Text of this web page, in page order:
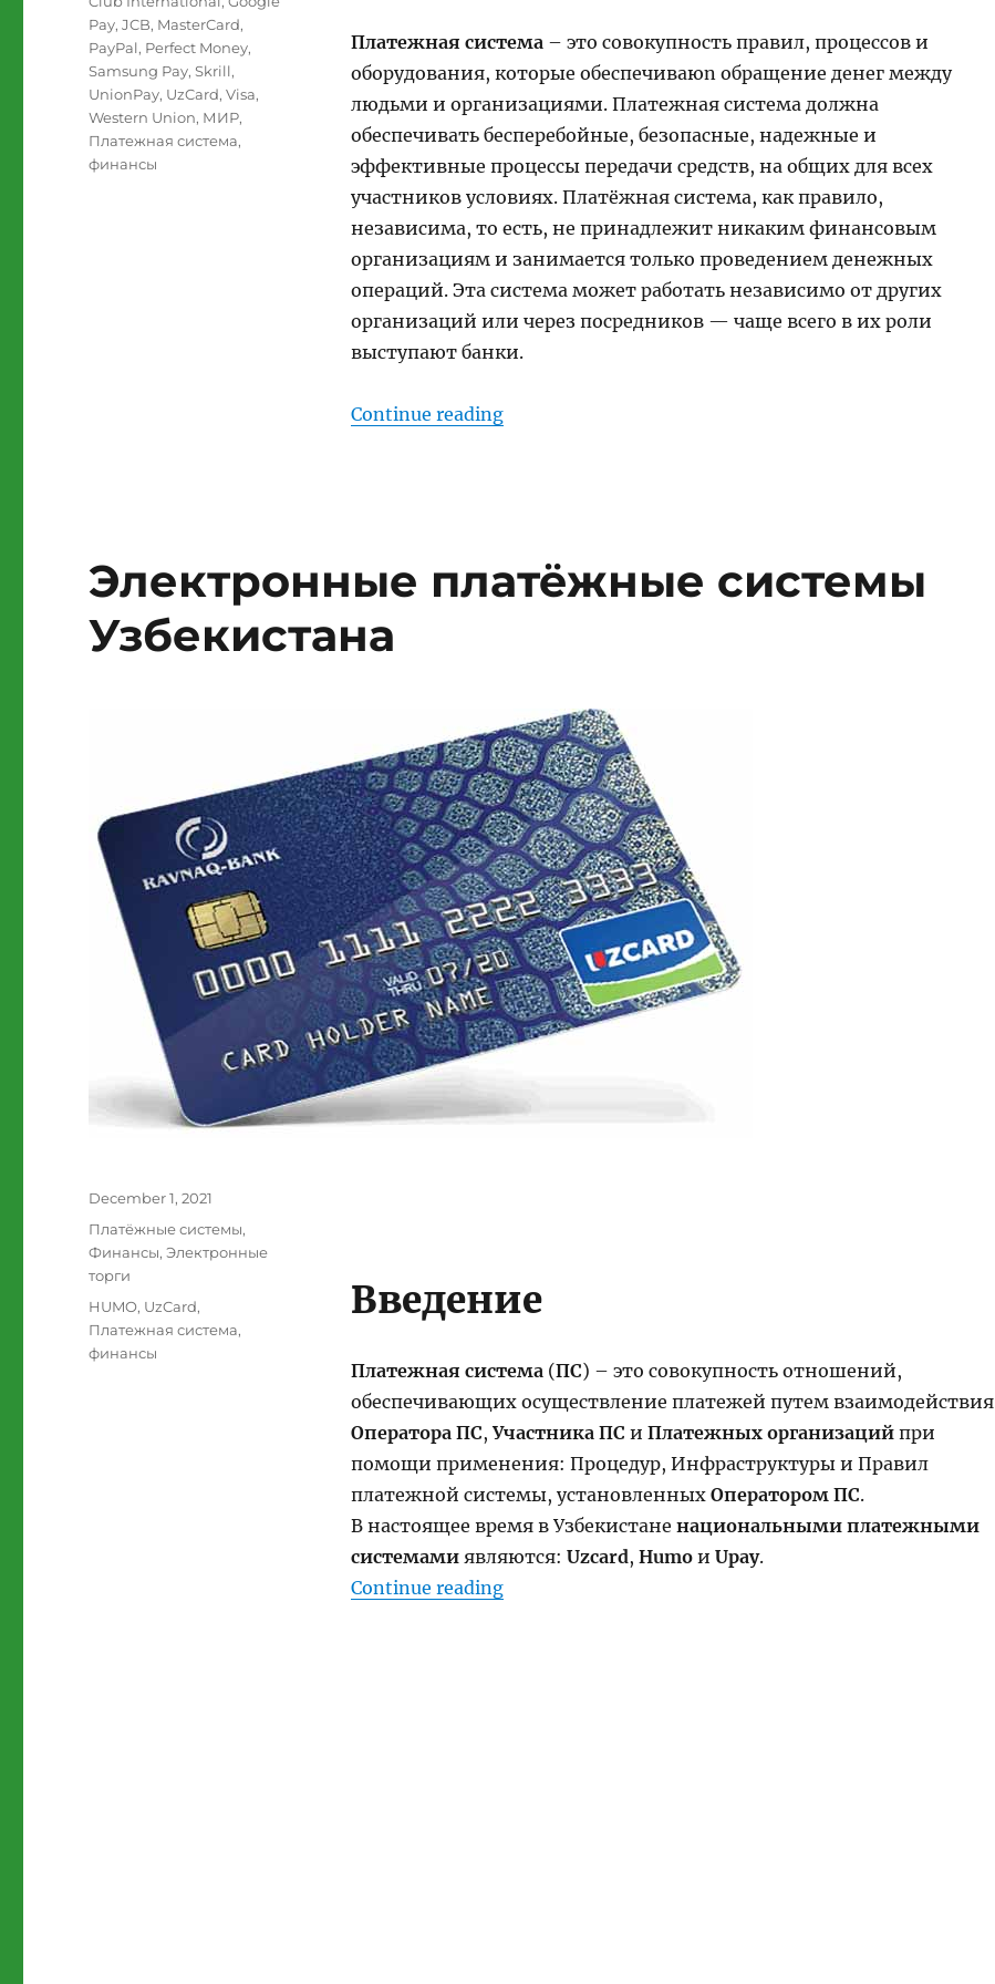
Платежная система – это совокупность правил, процессов и
оборудования, которые обеспечиваюn обращение денег между
людьми и организациями. Платежная система должна
обеспечивать бесперебойные, безопасные, надежные и
эффективные процессы передачи средств, на общих для всех
участников условиях. Платёжная система, как правило,
независима, то есть, не принадлежит никаким финансовым
организациям и занимается только проведением денежных
операций. Эта система может работать независимо от других
организаций или через посредников — чаще всего в их роли
выступают банки.
Continue reading“Платёжная система”
Pay,JCB, MasterCard,
PayPal, Perfect Money,
Samsung Pay,Skrill,
UnionPay, UzCard,Visa,
Western Union, МИР,
Платежная система,
финансы
Электронные платёжные системы
Узбекистана
Введение
Платежная система (ПС) – это совокупность отношений,
обеспечивающих осуществление платежей путем взаимодействия
Оператора ПС, Участника ПС и Платежных организацийпри
помощи применения: Процедур, Инфраструктуры и Правил
платежной системы, установленных Оператором ПС.
В настоящее время в Узбекистане национальными платежными
системамиявляются: Uzcard, Humoи Upay.
Continue reading“Электронные платёжные системы Узбекистана”
Posted
December 1, 2021
Categories
Платёжные системы,
Финансы,Электронные
торги
Tags
HUMO, UzCard,
Платежная система,
финансы